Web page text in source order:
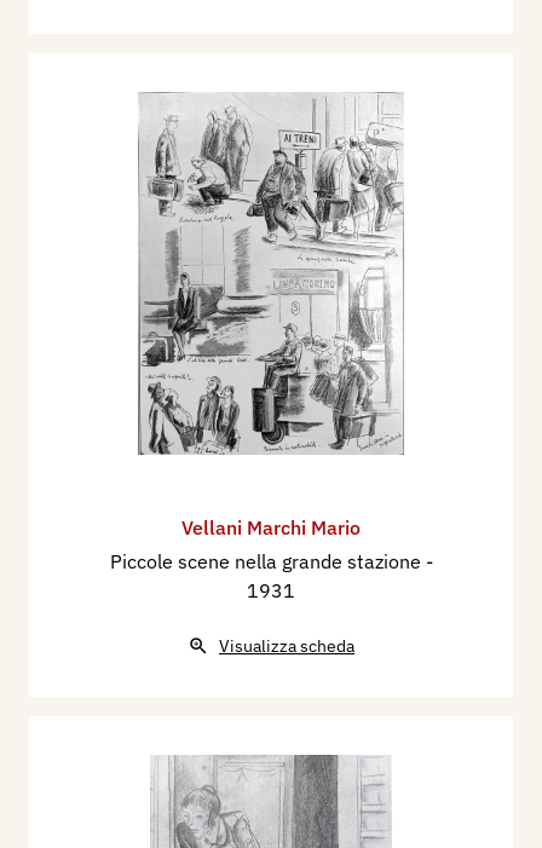
Vellani Marchi Mario
Piccole scene nella grande stazione -
1931
Visualizza scheda